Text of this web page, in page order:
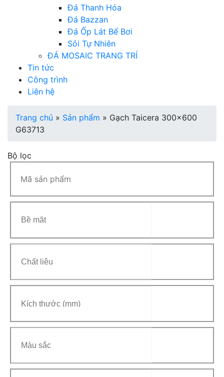
Đá Thanh Hóa
Đá Bazzan
Đá Ốp Lát Bể Bơi
Sỏi Tự Nhiên
ĐÁ MOSAIC TRANG TRÍ
Tin tức
Công trình
Liên hệ
Trang chủ » Sản phẩm » Gạch Taicera 300×600
G63713
Bộ lọc